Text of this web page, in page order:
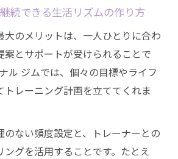
続できる生活リズムの作り方
大のメリットは、一人ひとりに合わ
案とサポートが受けられることで
ル ジムでは、個々の目標やライフ
トレーニング計画を立ててくれま
ない頻度設定と、トレーナーとの
ングを活用することです。たとえ